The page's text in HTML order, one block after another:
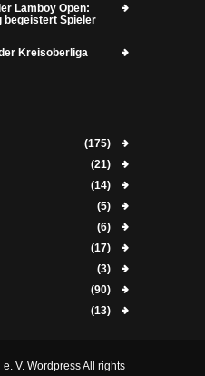
Lamboy Open:
begeistert Spieler
Kreisoberliga
(175)
(21)
(14)
(5)
(6)
(17)
(3)
(90)
(13)
V. Wordpress All rights